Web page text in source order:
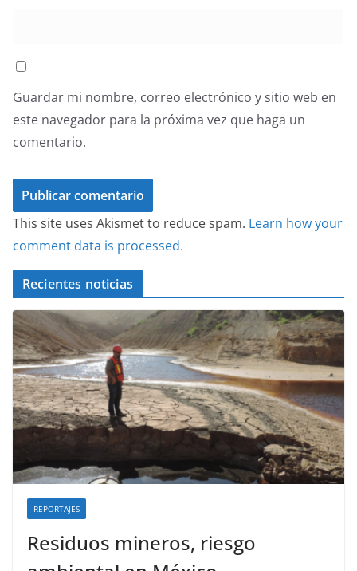
Guardar mi nombre, correo electrónico y sitio web en
este navegador para la próxima vez que haga un
comentario.
This site uses Akismet to reduce spam. Learn how your
comment data is processed.
Recientes noticias
REPORTAJES
Residuos mineros, riesgo